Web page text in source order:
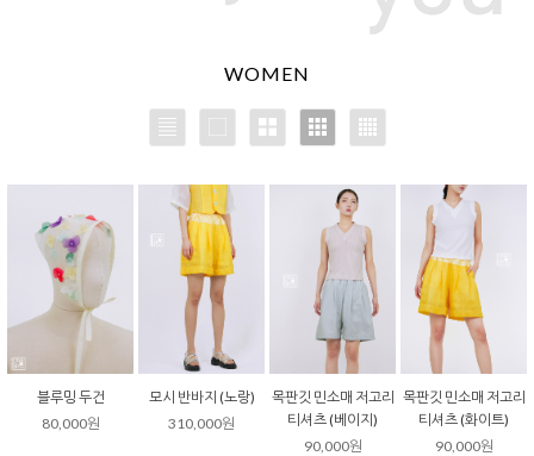
WOMEN
블루밍 두건
80,000원
모시 반바지 (노랑)
310,000원
목판깃 민소매 저고리
티셔츠 (베이지)
90,000원
목판깃 민소매 저고리
티셔츠 (화이트)
90,000원